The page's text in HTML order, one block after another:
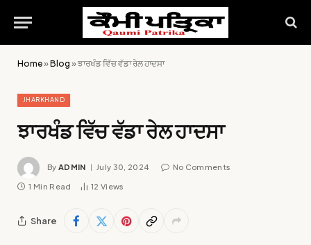
Home»Blog »ਝਾਰਖੰਡ ਵਿੱਚ ਵੱਡਾ ਰੇਲ ਹਾਦਸਾ
JHARKHAND
ਝਾਰਖੰਡ ਵਿੱਚ ਵੱਡਾ ਰੇਲ ਹਾਦਸਾ
By ADMIN July 30, 2024 No Comments
1 Min Read 12 Views
Share